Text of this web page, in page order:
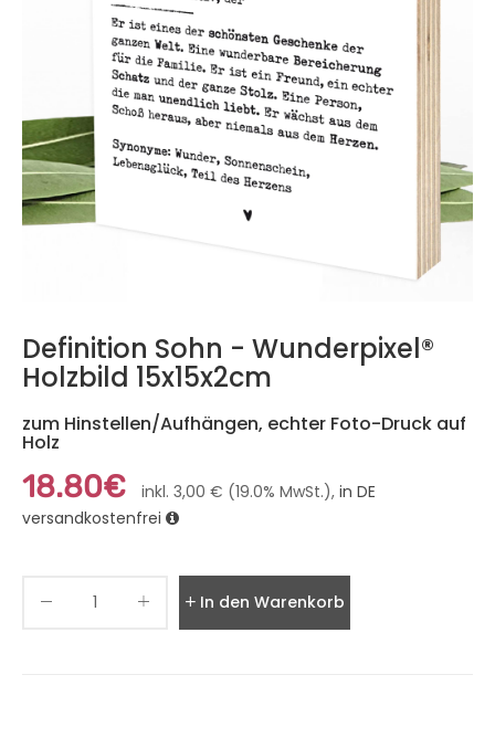
Definition Sohn - Wunderpixel®
Holzbild 15x15x2cm
zum Hinstellen/Aufhängen, echter Foto-Druck auf
Holz
18.80€ inkl. 3,00 € (19.0% MwSt.), in DE
versandkostenfrei
In den Warenkorb legen